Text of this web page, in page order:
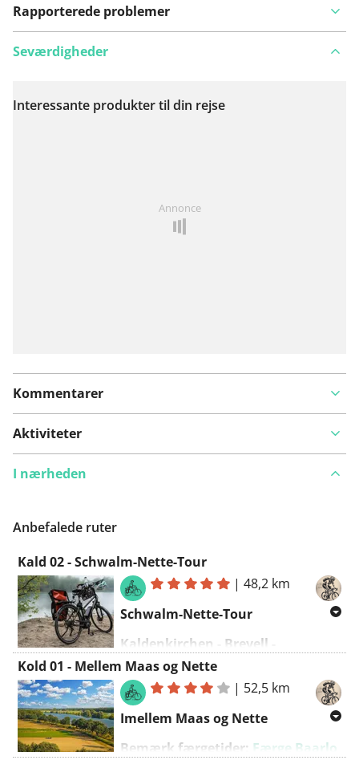
Rapporterede problemer
Se på kort
Seværdigheder
Interessante produkter til din rejse
Annonce
Kommentarer
Aktiviteter
I nærheden
Anbefalede ruter
Kald 02 - Schwalm-Nette-Tour
|48,2 km
Schwalm-Nette-Tour
Kaldenkirchen - Breyell -
Lobberich - Schaag - Brüggen -
Kaldenkirchen
Start og mål: Hotel zur Mühle,
Kaldenkirchen, Tyskland
Kold 01 - Mellem Maas og Nette
| 52,5 km
Imellem Maas og Nette
Bemærk færgetider: Færge Baarlo